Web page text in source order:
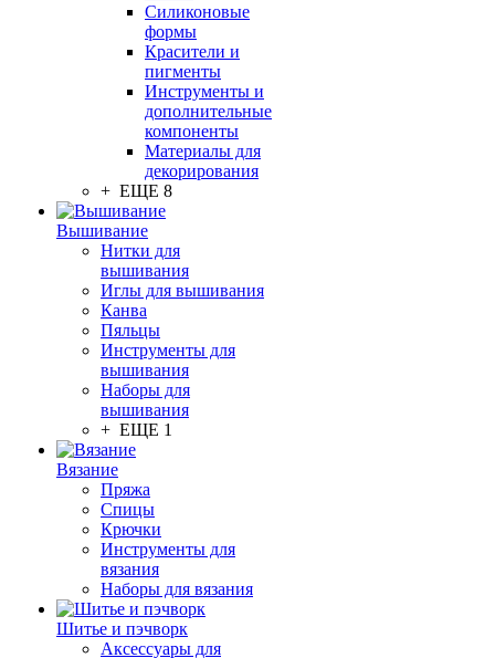
Силиконовые
формы
Красители и
пигменты
Инструменты и
дополнительные
компоненты
Материалы для
декорирования
+ ЕЩЕ 8
Вышивание
Нитки для
вышивания
Иглы для вышивания
Канва
Пяльцы
Инструменты для
вышивания
Наборы для
вышивания
+ ЕЩЕ 1
Вязание
Пряжа
Спицы
Крючки
Инструменты для
вязания
Наборы для вязания
Шитье и пэчворк
Аксессуары для